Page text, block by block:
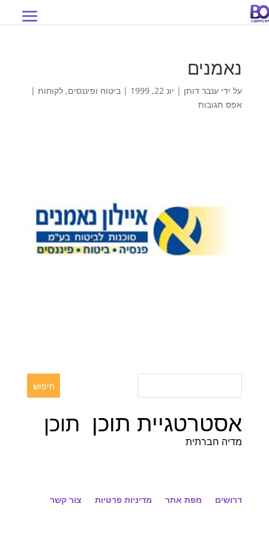
נאמנים
על ידי ענבר דותן | יונ 22, 1999 | ביטוח ופיננסים, לקוחות|
אפס תגובות
אסטרטגיית תוכן תוכן
מדיה חברתית
דרושים מפת אתר מדיניות פרטיות צור קשר